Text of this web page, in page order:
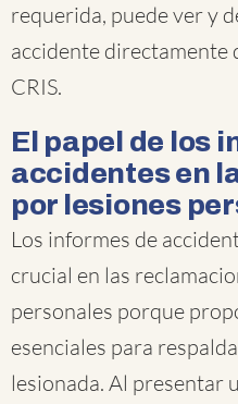
requerida, puede ver y
accidente directamente
CRIS.
El papel de los
accidentes en
por lesiones
Los informes de
crucial en las
personales porque
esenciales para
lesionada. Al presentar